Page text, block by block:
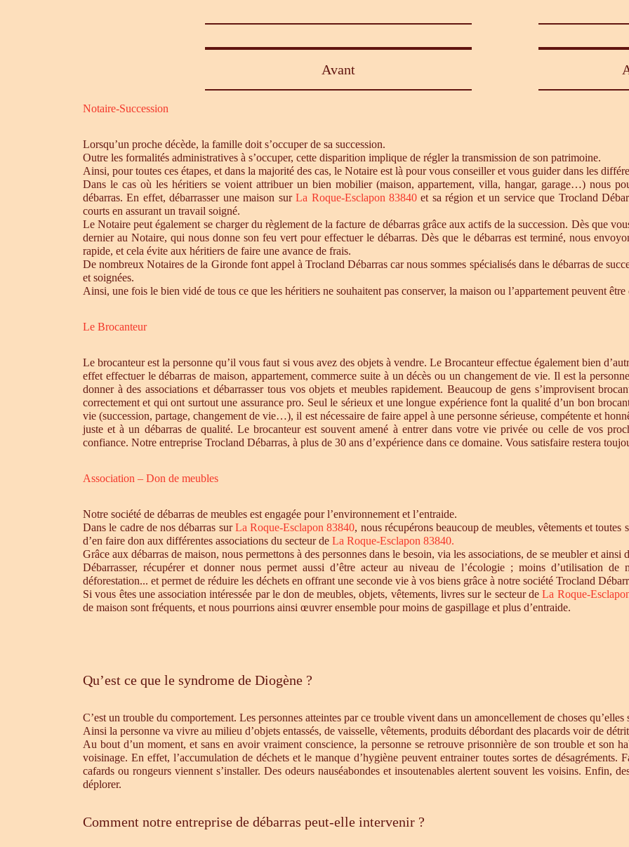
Avant
Notaire-Succession
Lorsqu’un proche décède, la famille doit s’occuper de sa succession.
Outre les formalités administratives à s’occuper, cette disparition implique de régler la transmission de son patrimoine.
Ainsi, pour toutes ces étapes, et dans la majorité des cas, le Notaire est là pour vous conseiller et vous guider dans les
Dans le cas où les héritiers se voient attribuer un bien mobilier (maison, appartement, villa, hangar, garage…) nous
débarras. En effet, débarrasser une maison surLa Roque-Esclapon 83840 et sa région et un service que Trocland
courts en assurant un travail soigné.
Le Notaire peut également se charger du règlement de la facture de débarras grâce aux actifs de la succession. Dès que
dernier au Notaire, qui nous donne son feu vert pour effectuer le débarras. Dès que le débarras est terminé, nous
rapide, et cela évite aux héritiers de faire une avance de frais.
De nombreux Notaires de la Gironde font appel à Trocland Débarras car nous sommes spécialisés dans le débarras de
et soignées.
Ainsi, une fois le bien vidé de tous ce que les héritiers ne souhaitent pas conserver, la maison ou l’appartement peuvent
Le Brocanteur
Le brocanteur est la personne qu’il vous faut si vous avez des objets à vendre. Le Brocanteur effectue également bien
effet effectuer le débarras de maison, appartement, commerce suite à un décès ou un changement de vie. Il est la
donner à des associations et débarrasser tous vos objets et meubles rapidement. Beaucoup de gens s’improvisent
correctement et qui ont surtout une assurance pro. Seul le sérieux et une longue expérience font la qualité d’un bon
vie (succession, partage, changement de vie…), il est nécessaire de faire appel à une personne sérieuse, compétente et
juste et à un débarras de qualité. Le brocanteur est souvent amené à entrer dans votre vie privée ou celle de vos
confiance. Notre entreprise Trocland Débarras, à plus de 30 ans d’expérience dans ce domaine. Vous satisfaire restera
Association – Don de meubles
Notre société de débarras de meubles est engagée pour l’environnement et l’entraide.
Dans le cadre de nos débarras surLa Roque-Esclapon 83840, nous récupérons beaucoup de meubles, vêtements et
d’en faire don aux différentes associations du secteur de La Roque-Esclapon 83840.
Grâce aux débarras de maison, nous permettons à des personnes dans le besoin, via les associations, de se meubler et
Débarrasser, récupérer et donner nous permet aussi d’être acteur au niveau de l’écologie ; moins d’utilisation
déforestation... et permet de réduire les déchets en offrant une seconde vie à vos biens grâce à notre société Trocland
Si vous êtes une association intéressée par le don de meubles, objets, vêtements, livres sur le secteur deLa Roque-
de maison sont fréquents, et nous pourrions ainsi œuvrer ensemble pour moins de gaspillage et plus d’entraide.
Qu’est ce que le syndrome de Diogène ?
C’est un trouble du comportement. Les personnes atteintes par ce trouble vivent dans un amoncellement de choses
Ainsi la personne va vivre au milieu d’objets entassés, de vaisselle, vêtements, produits débordant des placards voir de
Au bout d’un moment, et sans en avoir vraiment conscience, la personne se retrouve prisonnière de son trouble et son
voisinage. En effet, l’accumulation de déchets et le manque d’hygiène peuvent entrainer toutes sortes de désagréments.
cafards ou rongeurs viennent s’installer. Des odeurs nauséabondes et insoutenables alertent souvent les voisins. Enfin,
déplorer.
Comment notre entreprise de débarras peut-elle intervenir ?